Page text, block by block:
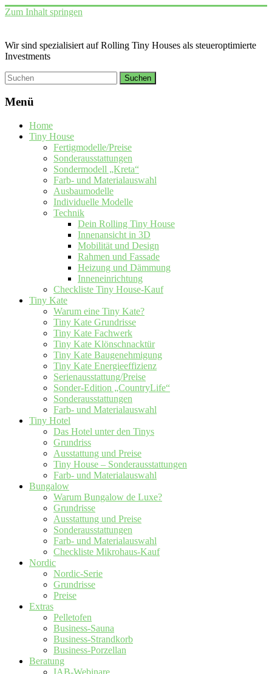
Zum Inhalt springen
Wir sind spezialisiert auf Rolling Tiny Houses als steueroptimierte
Investments
Menü
Home
Tiny House
Fertigmodelle/Preise
Sonderausstattungen
Sondermodell „Kreta“
Farb- und Materialauswahl
Ausbaumodelle
Individuelle Modelle
Technik
Dein Rolling Tiny House
Innenansicht in 3D
Mobilität und Design
Rahmen und Fassade
Heizung und Dämmung
Inneneinrichtung
Checkliste Tiny House-Kauf
Tiny Kate
Warum eine Tiny Kate?
Tiny Kate Grundrisse
Tiny Kate Fachwerk
Tiny Kate Klönschnacktür
Tiny Kate Baugenehmigung
Tiny Kate Energieeffizienz
Serienausstattung/Preise
Sonder-Edition „CountryLife“
Sonderausstattungen
Farb- und Materialauswahl
Tiny Hotel
Das Hotel unter den Tinys
Grundriss
Ausstattung und Preise
Tiny House – Sonderausstattungen
Farb- und Materialauswahl
Bungalow
Warum Bungalow de Luxe?
Grundrisse
Ausstattung und Preise
Sonderausstattungen
Farb- und Materialauswahl
Checkliste Mikrohaus-Kauf
Nordic
Nordic-Serie
Grundrisse
Preise
Extras
Pelletofen
Business-Sauna
Business-Strandkorb
Business-Porzellan
Beratung